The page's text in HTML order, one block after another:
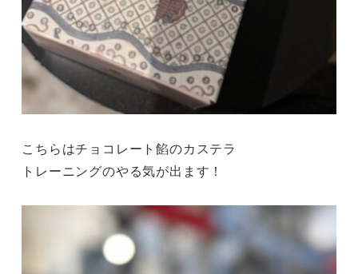
こちらはチョコレート餡のカステラ
トレーニングのやる気が出ます！